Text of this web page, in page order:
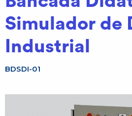
Simulador de
Industrial
BDSDI-01